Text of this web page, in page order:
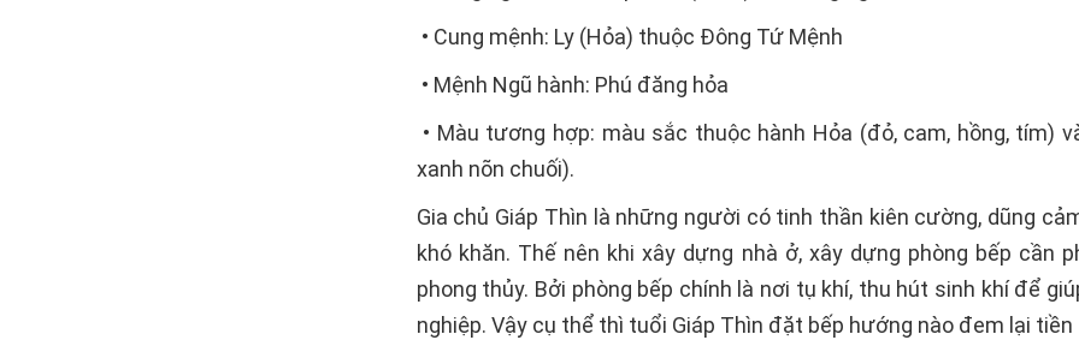
• Cung mệnh: Ly (Hỏa) thuộc Đông Tứ Mệnh
• Mệnh Ngũ hành: Phú đăng hỏa
• Màu tương hợp: màu sắc thuộc hành Hỏa (đỏ, cam, hồng, tím)
xanh nõn chuối).
Gia chủ Giáp Thìn là những người có tinh thần kiên cường, dũng
khó khăn. Thế nên khi xây dựng nhà ở, xây dựng phòng bếp cần
phong thủy. Bởi phòng bếp chính là nơi tụ khí, thu hút sinh khí để
nghiệp. Vậy cụ thể thì tuổi Giáp Thìn đặt bếp hướng nào đem lại